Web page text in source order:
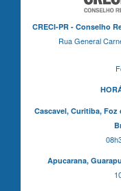
CRECI-PR - Conselho
Rua General
Cascavel, Curitiba,Foz
Apucarana,